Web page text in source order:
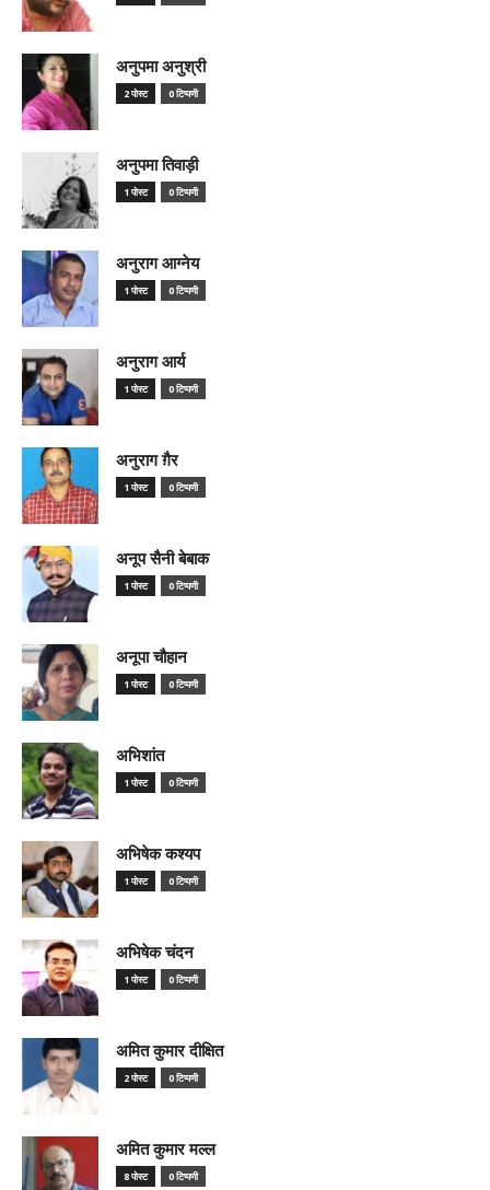
अनुपमा अनुश्री
2 पोस्ट 0 टिप्पणी
अनुपमा तिवाड़ी
1 पोस्ट 0 टिप्पणी
अनुराग आग्नेय
1 पोस्ट 0 टिप्पणी
अनुराग आर्य
1 पोस्ट 0 टिप्पणी
अनुराग ग़ैर
1 पोस्ट 0 टिप्पणी
अनूप सैनी बेबाक
1 पोस्ट 0 टिप्पणी
अनूपा चौहान
1 पोस्ट 0 टिप्पणी
अभिशांत
1 पोस्ट 0 टिप्पणी
अभिषेक कश्यप
1 पोस्ट 0 टिप्पणी
अभिषेक चंदन
1 पोस्ट 0 टिप्पणी
अमित कुमार दीक्षित
2 पोस्ट 0 टिप्पणी
अमित कुमार मल्ल
8 पोस्ट 0 टिप्पणी